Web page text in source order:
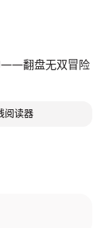
——翻盘无双冒险
阅读器